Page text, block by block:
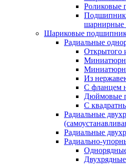
Роликовые
Шариковые
Радиальные
Открытого
Из
С фланцем
Дюймовые
С
Радиальные
Радиальные
Радиально-
Двухрядные